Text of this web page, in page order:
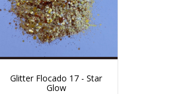
Glitter Flocado 17 - Star
Glow